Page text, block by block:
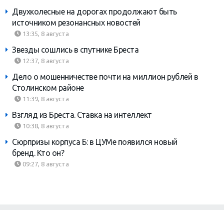
Двухколесные на дорогах продолжают быть
источником резонансных новостей
13:35, 8 августа
Звезды сошлись в спутнике Бреста
12:37, 8 августа
Дело о мошенничестве почти на миллион рублей в
Столинском районе
11:39, 8 августа
Взгляд из Бреста. Ставка на интеллект
10:38, 8 августа
Сюрпризы корпуса Б: в ЦУМе появился новый
бренд. Кто он?
09:27, 8 августа